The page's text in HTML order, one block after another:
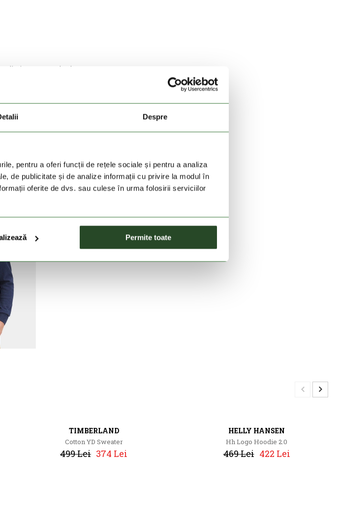
Despre
pentru a oferi funcții de rețele sociale și pentru a analiza
de publicitate și de analize informații cu privire la modul în
oferite de dvs. sau culese în urma folosirii serviciilor
Permite toate
umezeala de pe
fara a fi nevoie de
pe toata durata de
miscarea libera,
maxima si permite
ta.
TIMBERLAND
Cotton YD Sweater
499 Lei 374 Lei
HELLY HANSEN
Hh Logo Hoodie 2.0
469 Lei 422 Lei